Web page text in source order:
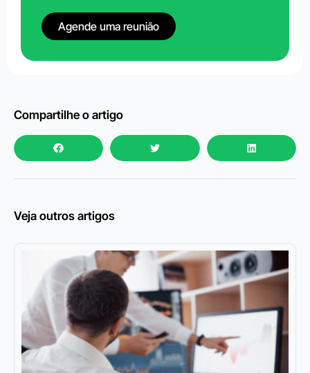
Agende uma reunião
Compartilhe o artigo
Veja outros artigos